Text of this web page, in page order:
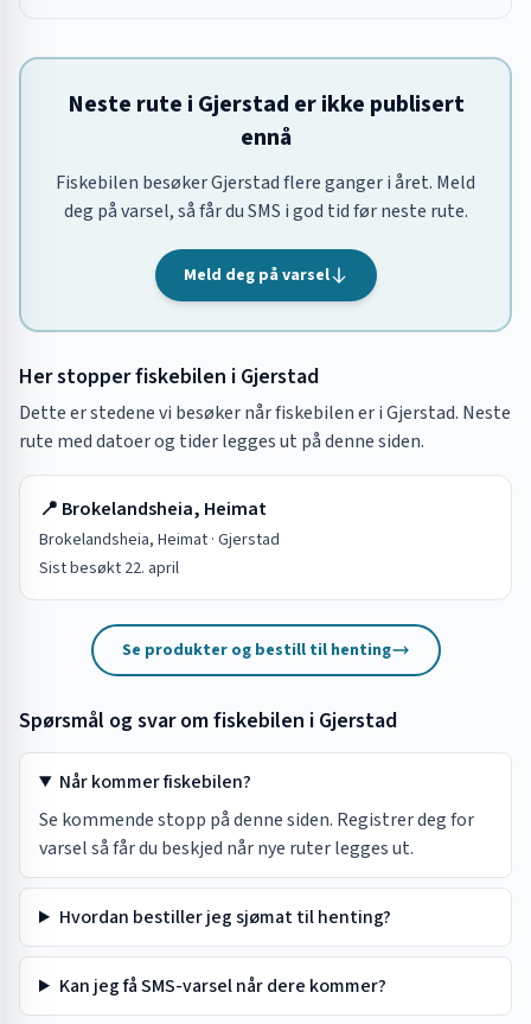
Neste rute i Gjerstad er ikke publisert
ennå
Fiskebilen besøker Gjerstad flere ganger i året. Meld
deg på varsel, så får du SMS i god tid før neste rute.
Meld deg på varsel
Her stopper fiskebilen i Gjerstad
Dette er stedene vi besøker når fiskebilen er iGjerstad. Neste
rute med datoer og tider legges ut på denne siden.
📍 Brokelandsheia, Heimat
Brokelandsheia, Heimat · Gjerstad
Sist besøkt 22. april
Se produkter og bestill til henting
Spørsmål og svar om fiskebilen i Gjerstad
Når kommer fiskebilen?
Se kommende stopp på denne siden. Registrer deg for
varsel så får du beskjed når nye ruter legges ut.
Hvordan bestiller jeg sjømat til henting?
Kan jeg få SMS-varsel når dere kommer?